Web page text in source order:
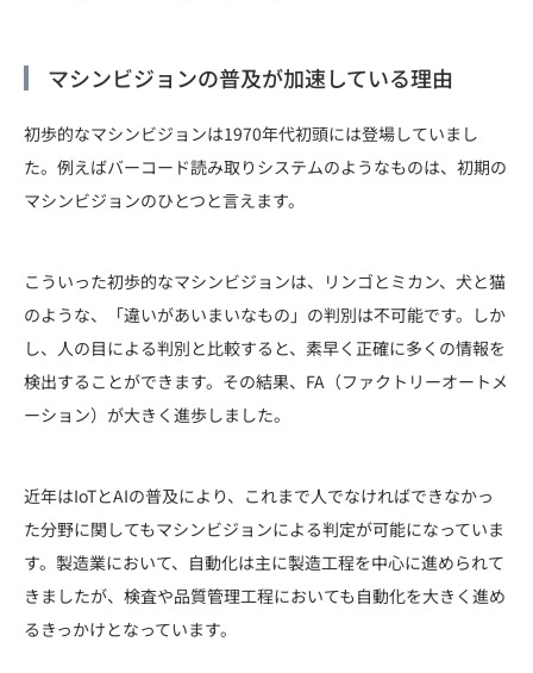
マシンビジョンの普及が加速している理由
初歩的なマシンビジョンは1970年代初頭には登場していまし
た。例えばバーコード読み取りシステムのようなものは、初期の
マシンビジョンのひとつと言えます。
こういった初歩的なマシンビジョンは、リンゴとミカン、犬と猫
のような、「違いがあいまいなもの」の判別は不可能です。しか
し、人の目による判別と比較すると、素早く正確に多くの情報を
検出することができます。その結果、FA（ファクトリーオートメ
ーション）が大きく進歩しました。
近年はIoTとAIの普及により、これまで人でなければできなかっ
た分野に関してもマシンビジョンによる判定が可能になっていま
す。製造業において、自動化は主に製造工程を中心に進められて
きましたが、検査や品質管理工程においても自動化を大きく進め
るきっかけとなっています。